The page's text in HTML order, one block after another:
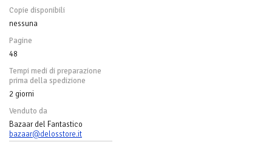
Copie disponibili
nessuna
Pagine
48
Tempi medi di preparazione
prima della spedizione
2 giorni
Venduto da
Bazaar del Fantastico
bazaar@delosstore.it